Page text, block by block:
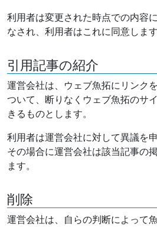
利用者は変更された時点での内容
なされ、利用者はこれに同意します
引用記事の紹介
運営会社は、ウェブ魚拓にリンク
ついて、断りなくウェブ魚拓のサ
きるものとします。
利用者は運営会社に対して異議を
その場合に運営会社は該当記事の
ます。
削除
運営会社は、自らの判断によって